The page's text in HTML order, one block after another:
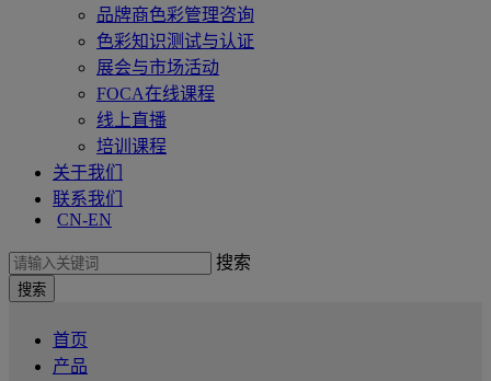
品牌商色彩管理咨询
色彩知识测试与认证
展会与市场活动
FOCA在线课程
线上直播
培训课程
关于我们
联系我们
CN-EN
搜索
首页
产品